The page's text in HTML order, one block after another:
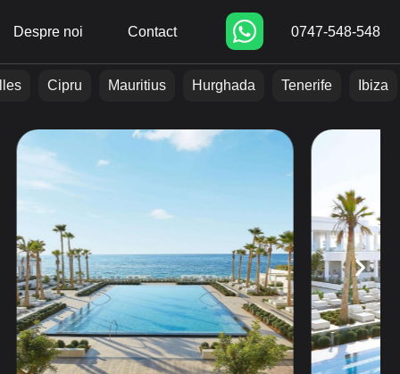
Despre noi Contact 0747-548-548
Cipru Mauritius Hurghada Tenerife Ibiza